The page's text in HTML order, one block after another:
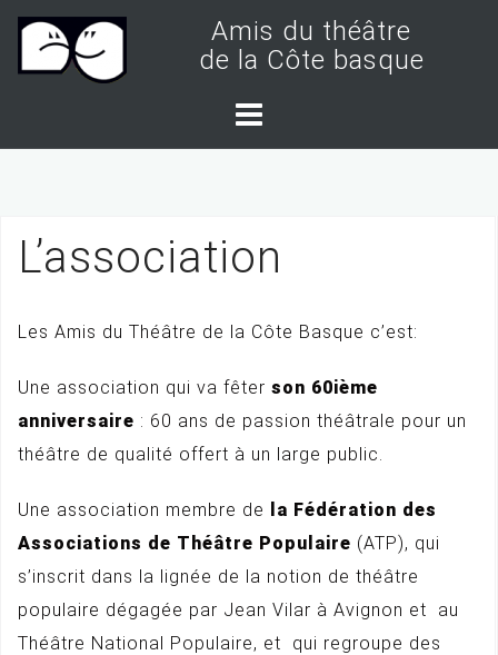
t
Amis du théâtre
de la Côte basque
L’association
Les Amis du Théâtre de la Côte Basque c’est:
Une association qui va fêter son 60ième
anniversaire : 60 ans de passion théâtrale pour un
théâtre de qualité offert à un large public.
Une association membre de
la Fédération des
Associations de Théâtre Populaire (ATP), qui
s’inscrit dans la lignée de la notion de théâtre
populaire dégagée par Jean Vilar à Avignon et au
Théâtre National Populaire, et qui regroupe des